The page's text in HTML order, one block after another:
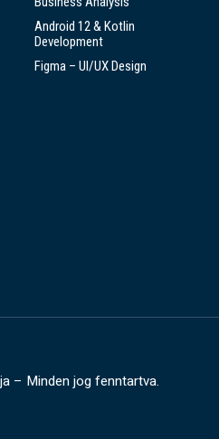
Android 12 & Kotlin
Development
Figma – UI/UX Design
– Minden jog fenntartva.